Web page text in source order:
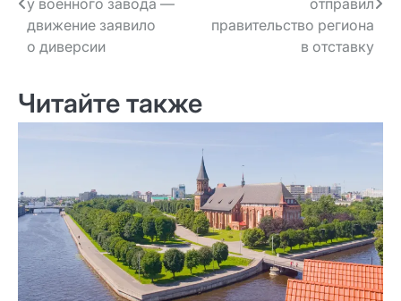
у военного завода —
движение заявило
о диверсии
отправил
правительство региона
в отставку
Читайте также